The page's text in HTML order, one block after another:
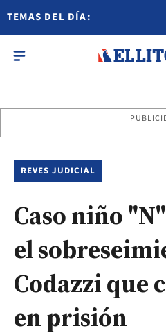
TEMAS DEL DÍA:
REVES JUDICIAL
Caso niño
el
Codazzi que
en prisión